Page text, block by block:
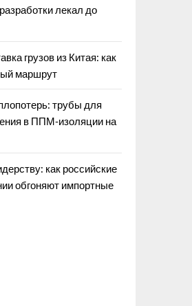
лекал до
грузов из Китая: как
маршрут
трубы для
в ППМ‑изоляции на
как российские
обгоняют импортные